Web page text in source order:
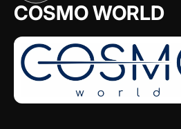
COSMO WORLD